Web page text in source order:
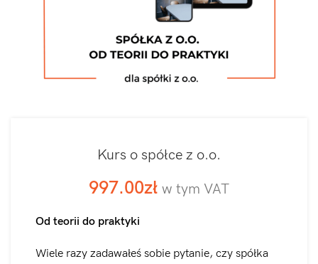
Kurs o spółce z o.o.
997.00zł w tym VAT
Od teorii do praktyki
Wiele razy zadawałeś sobie pytanie, czy spółka